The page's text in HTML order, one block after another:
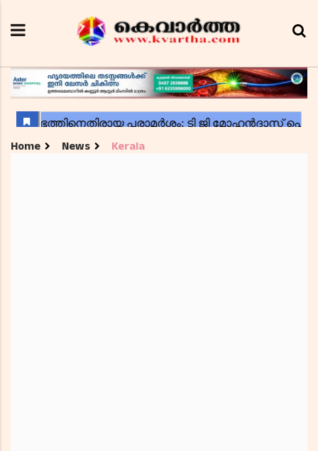
Home News Kerala